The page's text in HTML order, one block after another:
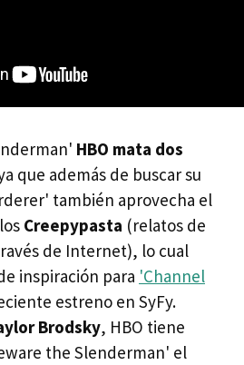
HBO mata dos
que además de buscar su
también aprovecha el
Creepypasta (relatos de
de Internet), lo cual
inspiración para 'Channel
estreno en SyFy.
Brodsky, HBO tiene
the Slenderman' el